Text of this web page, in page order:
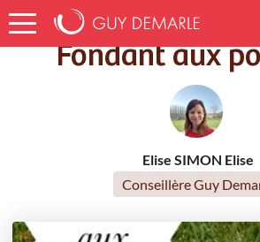
Accueil Recettes Fondant aux
Fondant aux
Elise SIMON Elise
Conseillère Guy